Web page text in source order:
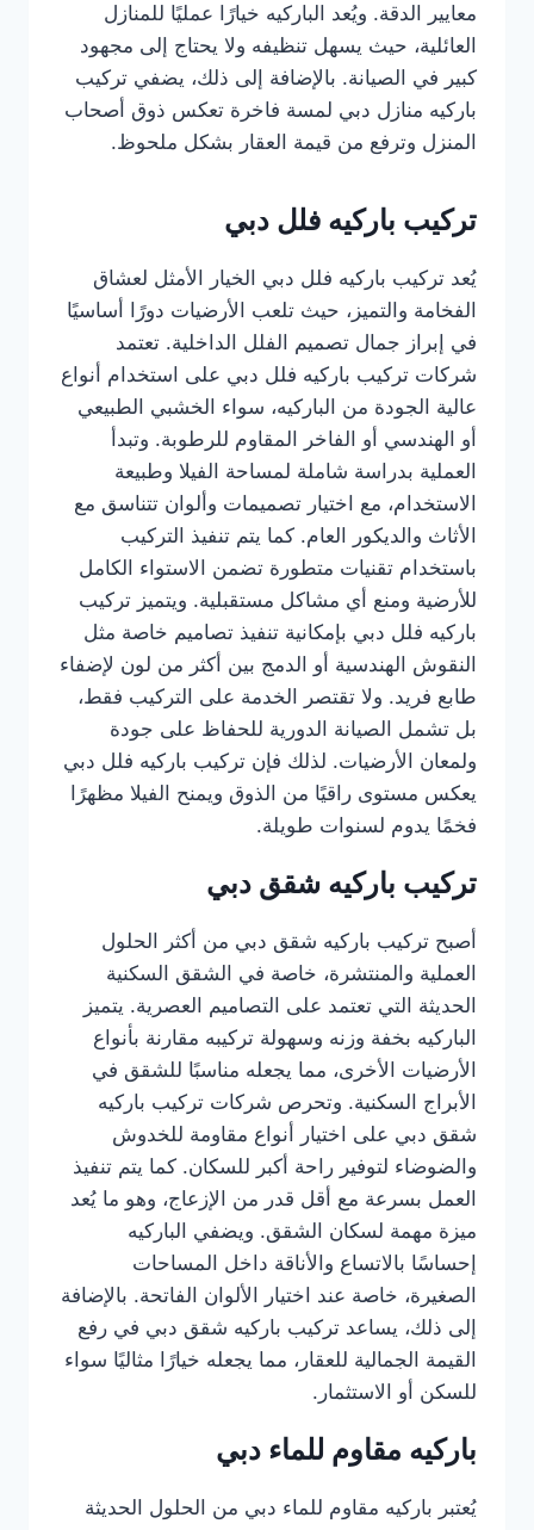
معايير الدقة. ويُعد الباركيه خيارًا عمليًا للمنازل
العائلية، حيث يسهل تنظيفه ولا يحتاج إلى مجهود
كبير في الصيانة. بالإضافة إلى ذلك، يضفي تركيب
باركيه منازل دبي لمسة فاخرة تعكس ذوق أصحاب
المنزل وترفع من قيمة العقار بشكل ملحوظ.
تركيب باركيه فلل دبي
يُعد تركيب باركيه فلل دبي الخيار الأمثل لعشاق
الفخامة والتميز، حيث تلعب الأرضيات دورًا أساسيًا
في إبراز جمال تصميم الفلل الداخلية. تعتمد
شركات تركيب باركيه فلل دبي على استخدام أنواع
عالية الجودة من الباركيه، سواء الخشبي الطبيعي
أو الهندسي أو الفاخر المقاوم للرطوبة. وتبدأ
العملية بدراسة شاملة لمساحة الفيلا وطبيعة
الاستخدام، مع اختيار تصميمات وألوان تتناسق مع
الأثاث والديكور العام. كما يتم تنفيذ التركيب
باستخدام تقنيات متطورة تضمن الاستواء الكامل
للأرضية ومنع أي مشاكل مستقبلية. ويتميز تركيب
باركيه فلل دبي بإمكانية تنفيذ تصاميم خاصة مثل
النقوش الهندسية أو الدمج بين أكثر من لون لإضفاء
طابع فريد. ولا تقتصر الخدمة على التركيب فقط،
بل تشمل الصيانة الدورية للحفاظ على جودة
ولمعان الأرضيات. لذلك فإن تركيب باركيه فلل دبي
يعكس مستوى راقيًا من الذوق ويمنح الفيلا مظهرًا
فخمًا يدوم لسنوات طويلة.
تركيب باركيه شقق دبي
أصبح تركيب باركيه شقق دبي من أكثر الحلول
العملية والمنتشرة، خاصة في الشقق السكنية
الحديثة التي تعتمد على التصاميم العصرية. يتميز
الباركيه بخفة وزنه وسهولة تركيبه مقارنة بأنواع
الأرضيات الأخرى، مما يجعله مناسبًا للشقق في
الأبراج السكنية. وتحرص شركات تركيب باركيه
شقق دبي على اختيار أنواع مقاومة للخدوش
والضوضاء لتوفير راحة أكبر للسكان. كما يتم تنفيذ
العمل بسرعة مع أقل قدر من الإزعاج، وهو ما يُعد
ميزة مهمة لسكان الشقق. ويضفي الباركيه
إحساسًا بالاتساع والأناقة داخل المساحات
الصغيرة، خاصة عند اختيار الألوان الفاتحة. بالإضافة
إلى ذلك، يساعد تركيب باركيه شقق دبي في رفع
القيمة الجمالية للعقار، مما يجعله خيارًا مثاليًا سواء
للسكن أو الاستثمار.
باركيه مقاوم للماء دبي
يُعتبر باركيه مقاوم للماء دبي من الحلول الحديثة